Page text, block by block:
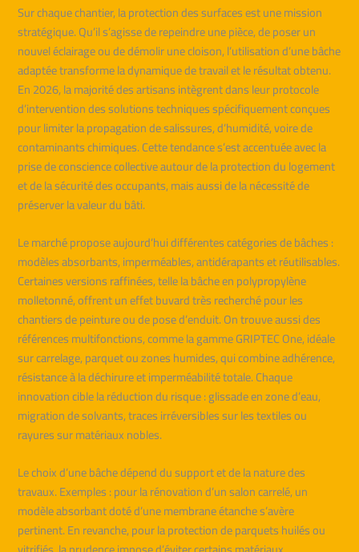
Sur chaque chantier, la protection des surfaces est une mission
stratégique. Qu’il s’agisse de repeindre une pièce, de poser un
nouvel éclairage ou de démolir une cloison, l’utilisation d’une bâche
adaptée transforme la dynamique de travail et le résultat obtenu.
En 2026, la majorité des artisans intègrent dans leur protocole
d’intervention des solutions techniques spécifiquement conçues
pour limiter la propagation de salissures, d’humidité, voire de
contaminants chimiques. Cette tendance s’est accentuée avec la
prise de conscience collective autour de la protection du logement
et de la sécurité des occupants, mais aussi de la nécessité de
préserver la valeur du bâti.
Le marché propose aujourd’hui différentes catégories de bâches :
modèles absorbants, imperméables, antidérapants et réutilisables.
Certaines versions raffinées, telle la bâche en polypropylène
molletonné, offrent un effet buvard très recherché pour les
chantiers de peinture ou de pose d’enduit. On trouve aussi des
références multifonctions, comme la gamme GRIPTEC One, idéale
sur carrelage, parquet ou zones humides, qui combine adhérence,
résistance à la déchirure et imperméabilité totale. Chaque
innovation cible la réduction du risque : glissade en zone d’eau,
migration de solvants, traces irréversibles sur les textiles ou
rayures sur matériaux nobles.
Le choix d’une bâche dépend du support et de la nature des
travaux. Exemples : pour la rénovation d’un salon carrelé, un
modèle absorbant doté d’une membrane étanche s’avère
pertinent. En revanche, pour la protection de parquets huilés ou